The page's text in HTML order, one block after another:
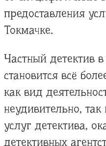
предоставления
Токмачке.
Частный детектив
становится всё
как вид
неудивительно,
услуг детектива,
детективных